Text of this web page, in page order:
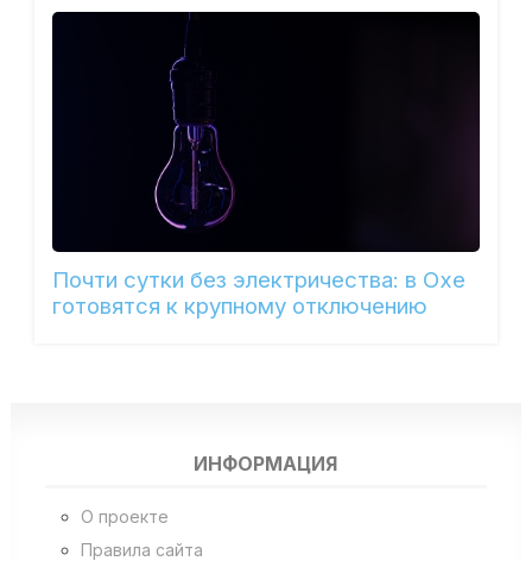
Почти сутки без электричества: в Охе
готовятся к крупному отключению
ИНФОРМАЦИЯ
О проекте
Правила сайта